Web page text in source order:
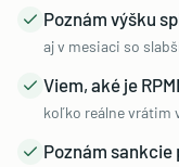
Poznám výšku
aj v mesiaci so
Viem, aké je
koľko reálne vrátim
Poznám sankcie